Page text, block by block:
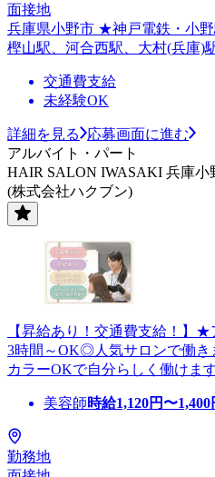
面接地
兵庫県小野市 ★神戸電鉄・小野
樫山駅、河合西駅、大村(兵庫)
交通費支給
未経験OK
詳細を見る
応募画面に進む
アルバイト・パート
HAIR SALON IWASAKI 兵庫小
(株式会社ハクブン)
【昇給あり！交通費支給！】
3時間～OK◎人気サロンで働き
カラーOKで自分らしく働けま
美容師時給1,120円〜1,400
勤務地